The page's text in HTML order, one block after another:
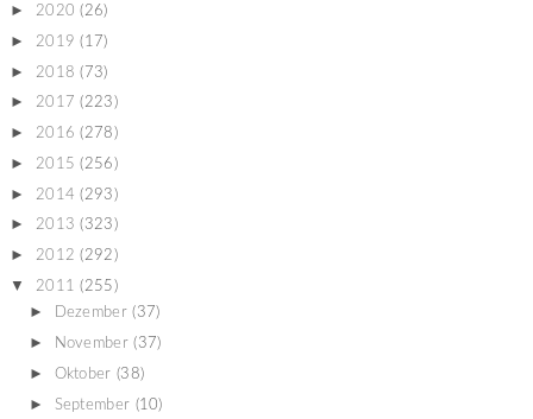
► 2020 (26)
► 2019 (17)
► 2018 (73)
► 2017 (223)
► 2016 (278)
► 2015 (256)
► 2014 (293)
► 2013 (323)
► 2012 (292)
▼ 2011 (255)
► Dezember (37)
► November (37)
► Oktober (38)
► September (10)